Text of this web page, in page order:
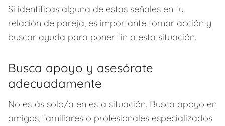
Si identificas alguna de estas señales en tu
relación de pareja, es importante tomar acción y
buscar ayuda para poner fin a esta situación.
Busca apoyo y asesórate
adecuadamente
No estás solo/a en esta situación. Busca apoyo en
amigos, familiares o profesionales especializados